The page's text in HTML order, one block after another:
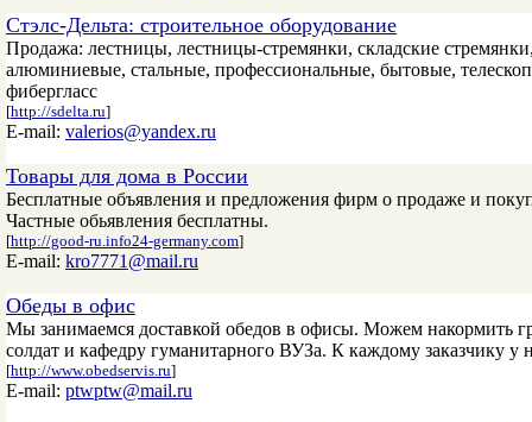
Стэлс-Дельта: строительное оборудование
Продажа: лестницы, лестницы-стремянки, складские
алюминиевые, стальные, профессиональные, бытовые,
фибергласс
[http://sdelta.ru]
E-mail: valerios@yandex.ru
Товары для дома в России
Бесплатные объявления и предложения фирм о продаже и
Частные обьявления бесплатны.
[http://good-ru.info24-germany.com]
E-mail: kro7771@mail.ru
Обеды в офис
Мы занимаемся доставкой обедов в офисы. Можем накормить
солдат и кафедру гуманитарного ВУЗа. К каждому заказчику у
[http://www.obedservis.ru]
E-mail: ptwptw@mail.ru